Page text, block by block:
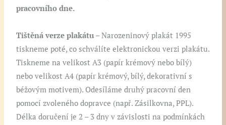
pracovního dne.
Tištěná verze plakátu – Narozeninový plakát 1995
tiskneme poté, co schválíte elektronickou verzi plakátu.
Tiskneme na velikost A3 (papír krémový nebo bílý)
nebo velikost A4 (papír krémový, bílý, dekorativní s
béžovým motivem). Odesíláme druhý pracovní den
pomocí zvoleného dopravce (např. Zásilkovna, PPL).
Délka doručení je 2 – 3 dny v závislosti na podmínkách